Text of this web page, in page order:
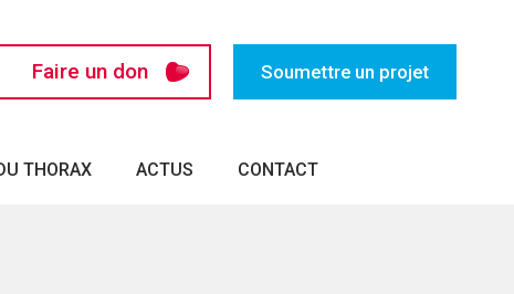
Faire un don Soumettre un projet
THORAX ACTUS CONTACT